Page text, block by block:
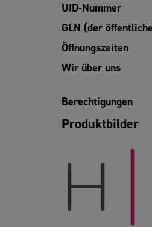
UID-Nummer
GLN (der
Öffnungszeiten
Wir über uns
Berechtigungen
Produktbilder